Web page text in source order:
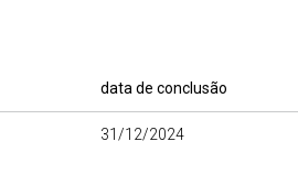
data de conclusão
31/12/2024